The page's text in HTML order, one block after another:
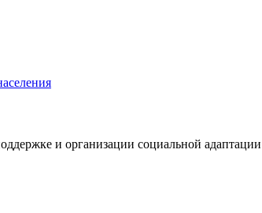
и организации социальной